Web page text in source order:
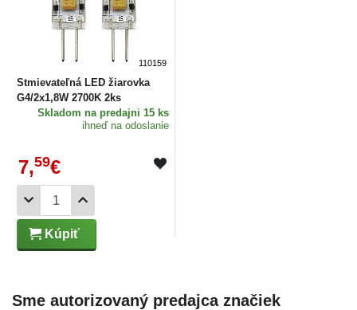
110159
Stmievateľná LED žiarovka
G4/2x1,8W 2700K 2ks
Skladom na predajni 15 ks
ihneď na odoslanie
7,59€
Kúpiť
Sme autorizovaný predajca značiek